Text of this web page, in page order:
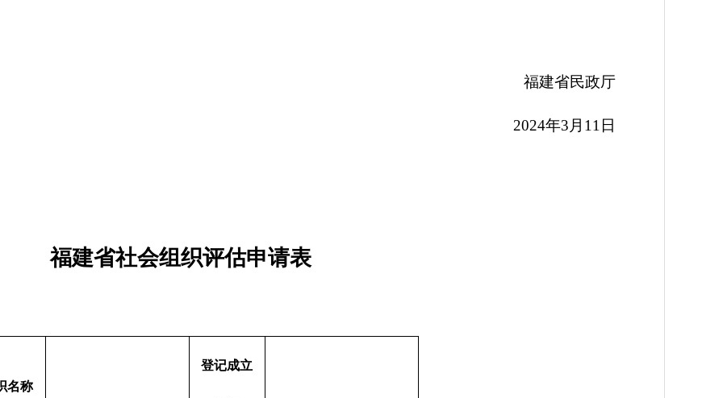
福建省民政厅
2024年3月11日
福建省社会组织评估申请表
名称
登记成立